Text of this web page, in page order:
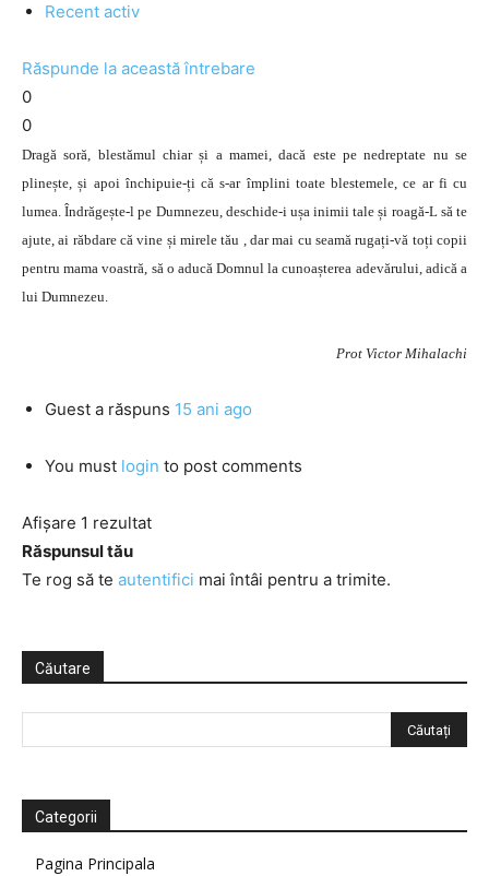
Recent activ
Răspunde la această întrebare
0
0
Dragă soră, blestămul chiar și a mamei, dacă este pe nedreptate nu se
plinește, și apoi închipuie-ți că s-ar împlini toate blestemele, ce ar fi cu
lumea. Îndrăgește-l pe Dumnezeu, deschide-i ușa inimii tale și roagă-L să te
ajute, ai răbdare că vine și mirele tău , dar mai cu seamă rugați-vă toți copii
pentru mama voastră, să o aducă Domnul la cunoașterea adevărului, adică a
lui Dumnezeu.
Prot Victor Mihalachi
Guest a răspuns 15 ani ago
You must login to post comments
Afișare 1 rezultat
Răspunsul tău
Te rog să te autentifici mai întâi pentru a trimite.
Căutare
Categorii
Pagina Principala